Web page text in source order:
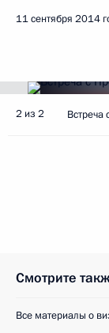
11 сентября 2014
2 из 2
Смотрите
Все материалы о